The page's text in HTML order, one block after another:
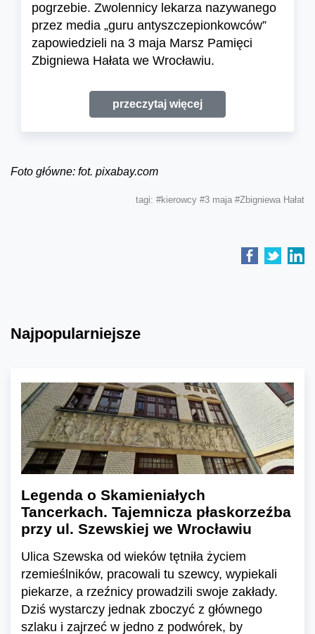
pogrzebie. Zwolennicy lekarza nazywanego
przez media „guru antyszczepionkowców”
zapowiedzieli na 3 maja Marsz Pamięci
Zbigniewa Hałata we Wrocławiu.
przeczytaj więcej
Foto główne: fot. pixabay.com
tagi: #kierowcy #3 maja #Zbigniewa Hałat
Najpopularniejsze
Legenda o Skamieniałych
Tancerkach. Tajemnicza płaskorzeźba
przy ul. Szewskiej we Wrocławiu
Ulica Szewska od wieków tętniła życiem
rzemieślników, pracowali tu szewcy, wypiekali
piekarze, a rzeźnicy prowadzili swoje zakłady.
Dziś wystarczy jednak zboczyć z głównego
szlaku i zajrzeć w jedno z podwórek, by